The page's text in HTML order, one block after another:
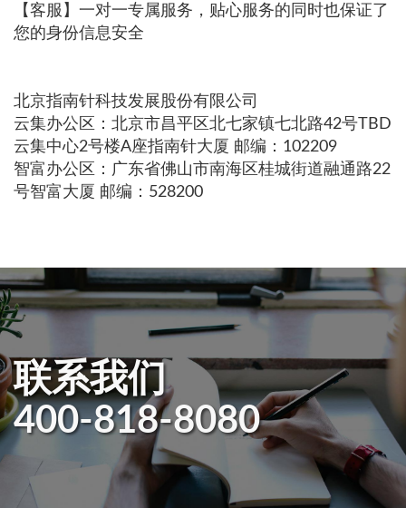
【客服】一对一专属服务，贴心服务的同时也保证了
您的身份信息安全
北京指南针科技发展股份有限公司
云集办公区：北京市昌平区北七家镇七北路42号TBD
云集中心2号楼A座指南针大厦 邮编：102209
智富办公区：广东省佛山市南海区桂城街道融通路22
号智富大厦 邮编：528200
联系我们
400-818-8080